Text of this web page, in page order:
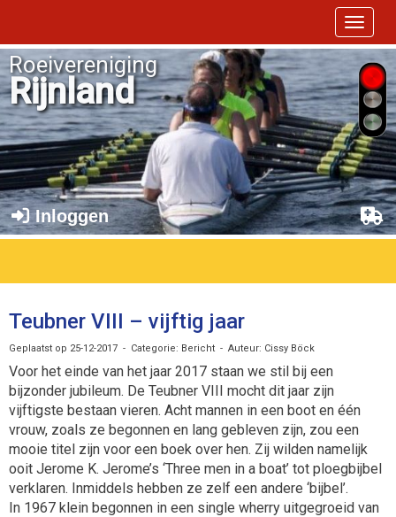
Toggle
Roeivereniging
Rijnland
Inloggen
Teubner VIII – vijftig jaar
Geplaatst op 25-12-2017 - Categorie: Bericht - Auteur: Cissy Böck
Voor het einde van het jaar 2017 staan we stil bij een
bijzonder jubileum. De Teubner VIII mocht dit jaar zijn
vijftigste bestaan vieren. Acht mannen in een boot en één
vrouw, zoals ze begonnen en lang gebleven zijn, zou een
mooie titel zijn voor een boek over hen. Zij wilden namelijk
ooit Jerome K. Jerome’s ‘Three men in a boat’ tot ploegbijbel
verklaren. Inmiddels hebben ze zelf een andere ‘bijbel’.
In 1967 klein begonnen in een single wherry uitgegroeid van